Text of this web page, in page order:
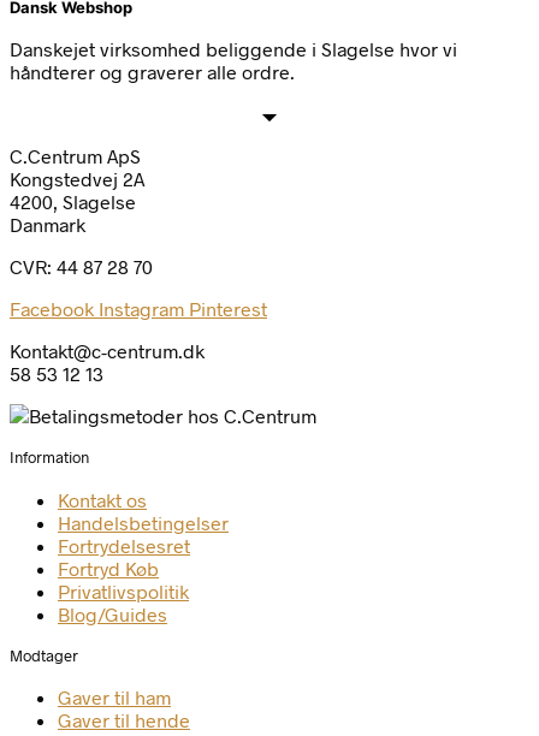
Dansk Webshop
Danskejet virksomhed beliggende i Slagelse hvor vi
håndterer og graverer alle ordre.
C.Centrum ApS
Kongstedvej 2A
4200, Slagelse
Danmark
CVR: 44 87 28 70
Facebook Instagram Pinterest
Kontakt@c-centrum.dk
58 53 12 13
Information
Kontakt os
Handelsbetingelser
Fortrydelsesret
Fortryd Køb
Privatlivspolitik
Blog/Guides
Modtager
Gaver til ham
Gaver til hende